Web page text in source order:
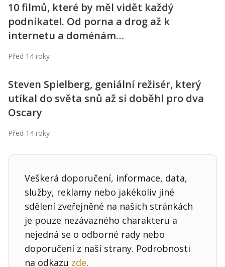
Přihlášení
Obchodní podmínky
Hledaná fráze Hledat
10 filmů, které by měl vidět každý
podnikatel. Od porna a drog až k
internetu a doménám…
Před 14 roky
Steven Spielberg, geniální režisér, který
utíkal do světa snů až si doběhl pro dva
Oscary
Před 14 roky
Veškerá doporučení, informace, data,
služby, reklamy nebo jakékoliv jiné
sdělení zveřejněné na našich stránkách
je pouze nezávazného charakteru a
nejedná se o odborné rady nebo
doporučení z naší strany. Podrobnosti
na odkazu zde.